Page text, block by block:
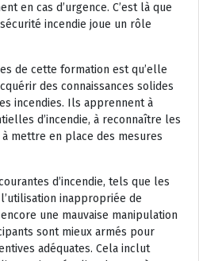
en cas d’urgence. C’est là que
incendie joue un rôle
de cette formation est qu’elle
des connaissances solides
incendies. Ils apprennent à
d’incendie, à reconnaître les
mettre en place des mesures
d’incendie, tels que les
inappropriée de
une mauvaise manipulation
sont mieux armés pour
adéquates. Cela inclut